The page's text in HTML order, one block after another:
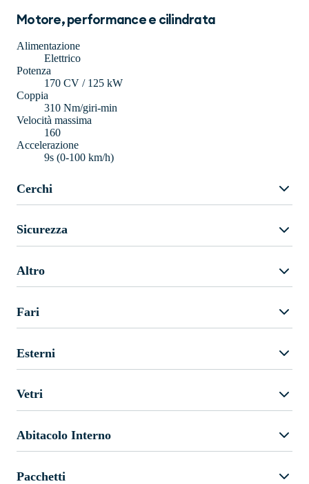
Motore, performance e cilindrata
Alimentazione
Elettrico
Potenza
170 CV / 125 kW
Coppia
310 Nm/giri-min
Velocità massima
160
Accelerazione
9s (0-100 km/h)
Cerchi
Sicurezza
Altro
Fari
Esterni
Vetri
Abitacolo Interno
Pacchetti